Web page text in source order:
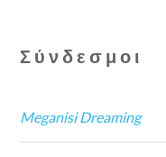
Σύνδεσμοι
Meganisi Dreaming